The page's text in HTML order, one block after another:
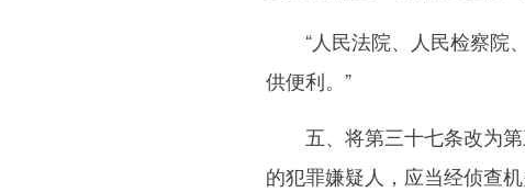
“人民法院、人民检察院、
供便利。”
五、将第三十七条改为第
的犯罪嫌疑人，应当经侦查